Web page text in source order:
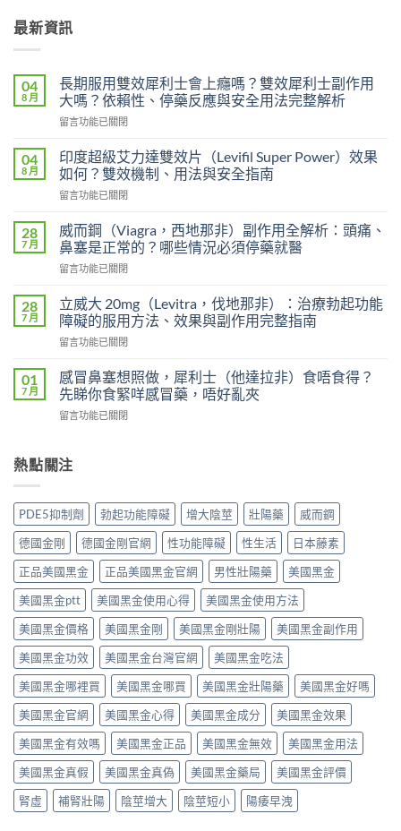
最新資訊
04
8 月
長期服用雙效犀利士會上癮嗎？雙效犀利士副作用
大嗎？依賴性、停藥反應與安全用法完整解析
在
期
服
用
雙
犀
利
士
會
癮
嗎？
效
利
士
副
大
嗎？
賴
性、
停
藥
反
應
與
安
全
用
法
完
整
解
析〉
中
留言功能已關閉
04
8 月
印度超級艾力達雙效片（Levifil Super Power）效果
如何？雙效機制、用法與安全指南
在
度
超
級
艾
達
雙
效
片
Super
Power）
果
雙
制、
用
法
與
安
全
指
南〉
中
留言功能已關閉
28
7 月
威而鋼（Viagra，西地那非）副作用全解析：頭痛、
鼻塞是正常的？哪些情況必須停藥就醫
在
而
鋼
（Viagra，
西
那
非）
副
作
解
痛、
鼻
塞
是
正
常
的？
哪
些
情
況
必
須
停
藥
就
醫〉
中
留言功能已關閉
28
7 月
立威大 20mg（Levitra，伐地那非）：治療勃起功能
障礙的服用方法、效果與副作用完整指南
在
威
大
20mg（Levitra，
伐
非）：
勃
起
功
能
障
礙
的
服
用
方
法、
效
果
與
副
作
用
完
整
指
南〉
留言功能已關閉
01
7 月
感冒鼻塞想照做，犀利士（他達拉非）食唔食得？
先睇你食緊咩感冒藥，唔好亂夾
在
鼻
塞
照
做，
犀
利
士
（他
達
拉
非）
食
唔
食
得？
先
睇
你
食
緊
咩
感
冒
留言功能已關閉
熱點關注
PDE5抑制劑 勃起功能障礙 增大陰莖 壯陽藥
威而鋼
德國金剛
德國金剛官網 性功能障礙 性生活
日本藤素
正品美國黑金
正品美國黑金官網 男性壯陽藥
美國黑金
美國黑金ptt
美國黑金使用心得
美國黑金使用方法
美國黑金價格
美國黑金剛 美國黑金剛壯陽
美國黑金副作用
美國黑金功效
美國黑金台灣官網
美國黑金吃法
美國黑金哪裡買
美國黑金哪買 美國黑金壯陽藥
美國黑金好嗎
美國黑金官網
美國黑金心得 美國黑金成分
美國黑金效果
美國黑金有效嗎
美國黑金正品 美國黑金無效
美國黑金用法
美國黑金真假
美國黑金真偽 美國黑金藥局
美國黑金評價
腎虛
補腎壯陽 陰莖增大 陰莖短小 陽痿早洩